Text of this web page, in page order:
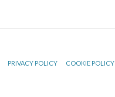
PRIVACY POLICY COOKIE POLICY